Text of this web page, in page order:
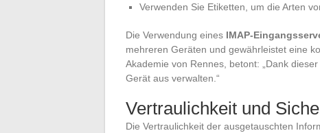
Verwenden Sie Etiketten, um die Arten
Die Verwendung eines IMAP-
mehreren Geräten und gewährleistet eine
Akademie von Rennes, betont: „Dank
Gerät aus verwalten.“
Vertraulichkeit und
Die Vertraulichkeit der ausgetauschten